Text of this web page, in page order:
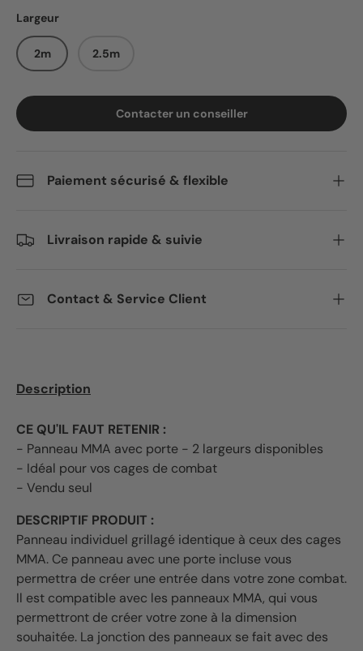
Largeur
2m 2.5m
Contacter un conseiller
Paiement sécurisé & flexible
Livraison rapide & suivie
Contact & Service Client
Description
CE QU'IL FAUT RETENIR :
- Panneau MMA avec porte - 2 largeurs disponibles
- Idéal pour vos cages de combat
- Vendu seul
DESCRIPTIF PRODUIT :
Panneau individuel grillagé identique à ceux des cages
MMA. Ce panneau avec une porte incluse vous
permettra de créer une entrée dans votre zone combat.
Il est compatible avec les panneaux MMA, qui vous
permettront de créer votre zone à la dimension
souhaitée. La jonction des panneaux se fait avec des